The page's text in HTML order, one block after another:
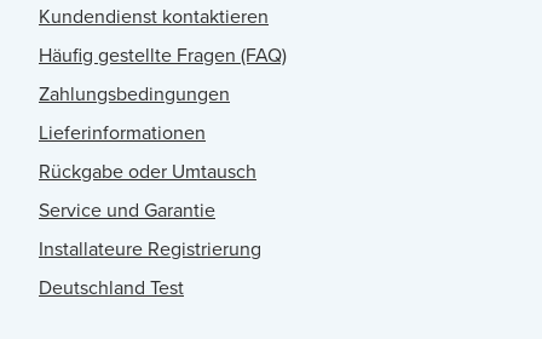
Kundendienst kontaktieren
Häufig gestellte Fragen (FAQ)
Zahlungsbedingungen
Lieferinformationen
Rückgabe oder Umtausch
Service und Garantie
Installateure Registrierung
Deutschland Test